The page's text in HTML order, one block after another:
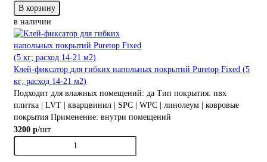
В корзину
в наличии
Клей-фиксатор для гибких напольных покрытий Puretop Fixed (5
кг; расход 14-21 м2)
Подходит для влажных помещений: да Тип покрытия: пвх
плитка | LVT | кварцвинил | SPC | WPC | линолеум | ковровые
покрытия Применение: внутри помещений
3200 р/шт